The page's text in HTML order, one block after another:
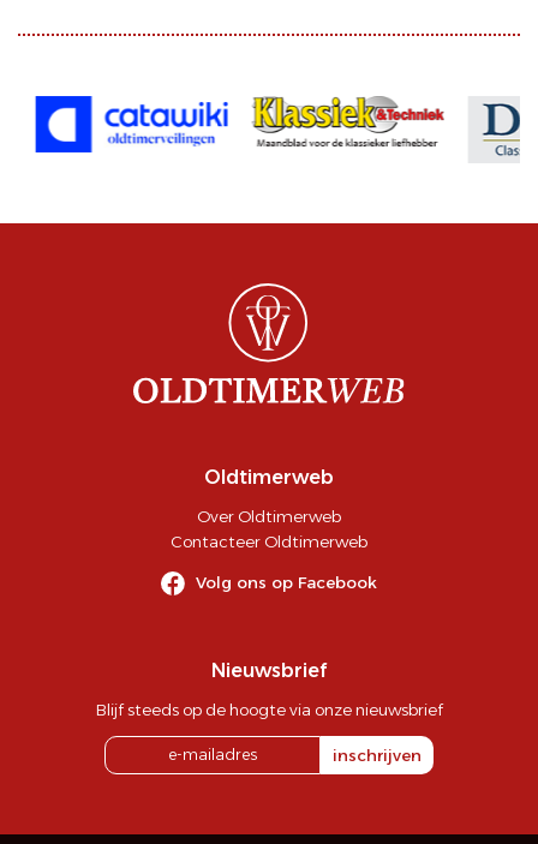
Oldtimerweb
Over Oldtimerweb
Contacteer Oldtimerweb
Volg ons op Facebook
Nieuwsbrief
Blijf steeds op de hoogte via onze nieuwsbrief
inschrijven